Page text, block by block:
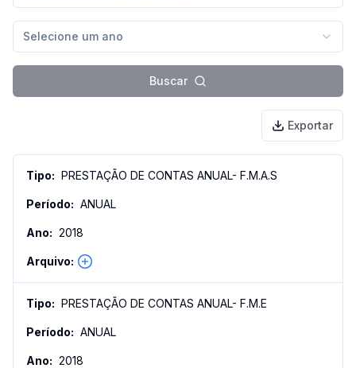
Selecione um ano
Buscar
Exportar
PRESTAÇÃO DE CONTAS ANUAL- F.M.A.S
ANUAL
2018
PRESTAÇÃO DE CONTAS ANUAL- F.M.E
ANUAL
2018